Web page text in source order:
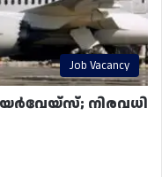
Job Vacancy
നിരവധി